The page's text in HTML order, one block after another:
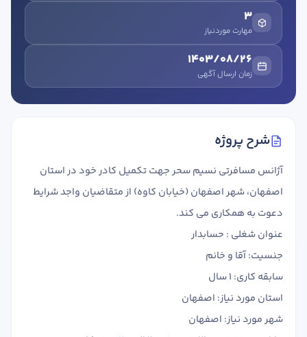
3
مهارت موردنیاز
1403/08/26
زمان ارسال آگهی
شرح پروژه
آژانس مسافرتی نسیم سحر جهت تکمیل کادر خود در استان
اصفهان، شهر اصفهان (خیابان کاوه) از متقاضیان واجد شرایط
دعوت به همکاری می کند.
عنوان شغلی : حسابدار
جنسیت: آقا و خانم
سابقه کاری: 1 سال
استان مورد نیاز: اصفهان
شهر مورد نیاز: اصفهان
استخدام و شروع کار حسابداری
کار آفرینی
ارتقا به حسابدار حرفه ای